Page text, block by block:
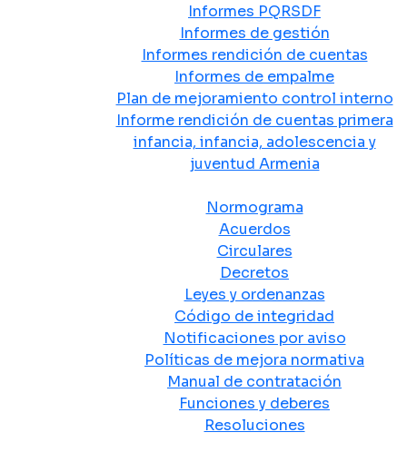
Informes PQRSDF
Informes de gestión
Informes rendición de cuentas
Informes de empalme
Plan de mejoramiento control interno
Informe rendición de cuentas primera
infancia, infancia, adolescencia y
juventud Armenia
Normograma
Acuerdos
Circulares
Decretos
Leyes y ordenanzas
Código de integridad
Notificaciones por aviso
Políticas de mejora normativa
Manual de contratación
Funciones y deberes
Resoluciones